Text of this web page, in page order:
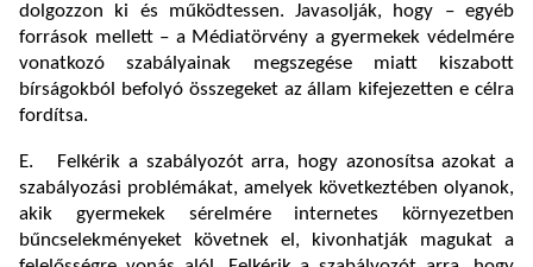
dolgozzon ki és működtessen. Javasolják, hogy – egyéb
források mellett – a Médiatörvény a gyermekek védelmére
vonatkozó szabályainak megszegése miatt kiszabott
bírságokból befolyó összegeket az állam kifejezetten e célra
fordítsa.
E. Felkérik a szabályozót arra, hogy azonosítsa azokat a
szabályozási problémákat, amelyek következtében olyanok,
akik gyermekek sérelmére internetes környezetben
bűncselekményeket követnek el, kivonhatják magukat a